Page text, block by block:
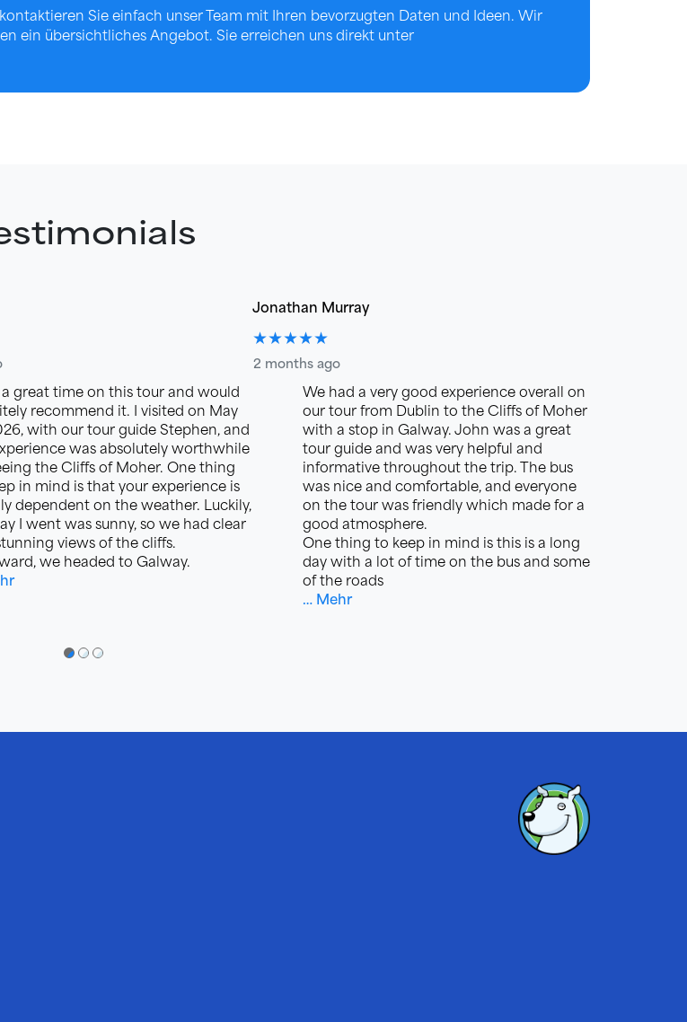
Sie einfach unser Team mit Ihren bevorzugten Daten und Ideen. Wir
ein übersichtliches Angebot. Sie erreichen uns direkt unter
great time on this tour and would
recommend it. I visited on May
with our tour guide Stephen, and
was absolutely worthwhile
the Cliffs of Moher. One thing
in mind is that your experience is
dependent on the weather. Luckily,
I went was sunny, so we had clear
views of the cliffs.
we headed to Galway.
Jonathan Murray
★★★★★
2 months ago
We had a very good experience overall on
our tour from Dublin to the Cliffs of Moher
with a stop in Galway. John was a great
tour guide and was very helpful and
informative throughout the trip. The bus
was nice and comfortable, and everyone
on the tour was friendly which made for a
good atmosphere.
One thing to keep in mind is this is a long
day with a lot of time on the bus and some
of the roads
… Mehr
●●
●